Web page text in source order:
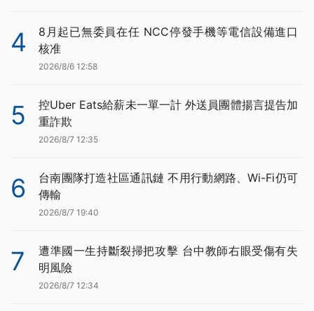
4
8月起已無委員在任 NCC停發手機等電信設備進口
核准
2026/8/6 12:58
5
控Uber Eats給薪未一單一計 外送員團體揚言提告加
重詐欺
2026/8/7 12:35
6
台南團隊打造社區通訊鏈 不用行動網路、Wi-Fi仍可
傳輸
2026/8/7 19:40
7
遭準國一生持斷裂掃把攻擊 台中教師右眼受傷有失
明風險
2026/8/7 12:34